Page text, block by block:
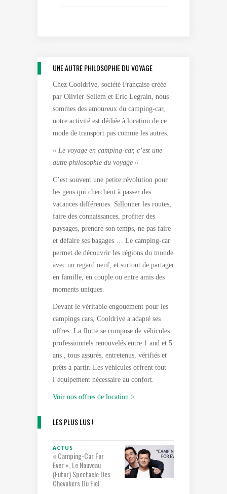
UNE AUTRE PHILOSOPHIE DU VOYAGE
Chez Cooldrive, société Française créée
par Olivier Sellem et Eric Legrain, nous
sommes des amoureux du camping-car,
notre activité est dédiée à location de ce
mode de transport pas comme les autres.
« Le voyage en camping-car, c’est une
autre philosophie du voyage »
C’est souvent une petite révolution pour
les gens qui cherchent à passer des
vacances différentes. Sillonner les routes,
faire des connaissances, profiter des
paysages, prendre son temps, ne pas faire
et défaire ses bagages … Le camping-car
permet de découvrir les régions du monde
avec un regard neuf, et surtout de partager
en famille, en couple ou entre amis des
moments uniques.
Devant le véritable engouement pour les
campings cars, Cooldrive a adapté ses
offres. La flotte se compose de véhicules
professionnels renouvelés entre 1 and et 5
ans , tous assurés, entretenus, vérifiés et
prêts à partir. Les véhicules offrent tout
l’équipement nécessaire au confort.
Voir nos offres de location >
LES PLUS LUS !
ACTUS
« Camping-Car For
Ever », Le Nouveau
(futur) Spectacle Des
Chevaliers Du Fiel